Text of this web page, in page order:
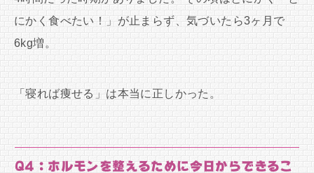
にかく食べたい！」が止まらず、気づいたら3ヶ月で
6kg増。
「寝れば痩せる」は本当に正しかった。
Q4：ホルモンを整えるために今日からできるこ